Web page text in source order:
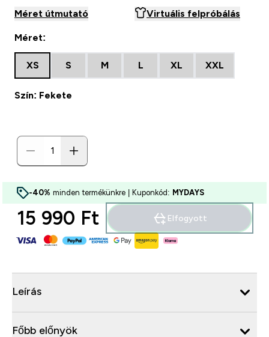
Méret útmutató Virtuális felpróbálás
Méret:
XS S M L XL XXL
Szín: Fekete
-40% minden termékünkre | Kuponkód: MYDAYS
15 990 Ft‎ Elfogyott
Leírás
Főbb előnyök